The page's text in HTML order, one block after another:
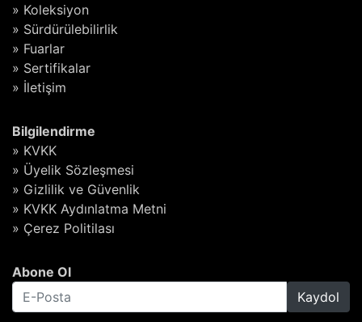
» Koleksiyon
» Sürdürülebilirlik
» Fuarlar
» Sertifikalar
» İletişim
Bilgilendirme
» KVKK
» Üyelik Sözleşmesi
» Gizlilik ve Güvenlik
» KVKK Aydınlatma Metni
» Çerez Politilası
Abone Ol
Kaydol